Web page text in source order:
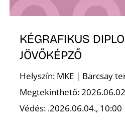
KÉGRAFIKUS
JÖVŐKÉPZŐ
Helyszín: MKE | Barcsay
Megtekinthető:
Védés: .2026.06.04., 10:00